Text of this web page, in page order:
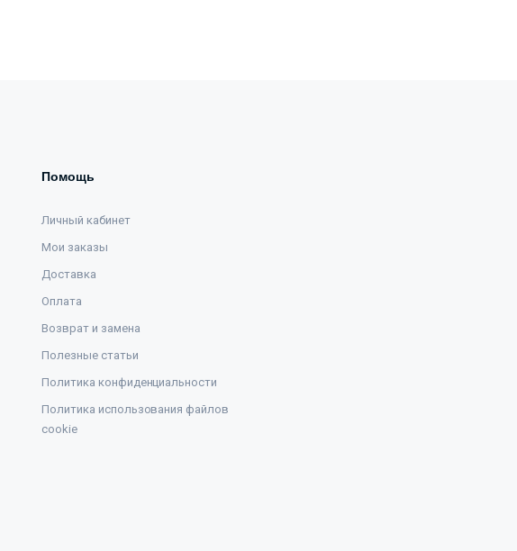
Помощь
Личный кабинет
Мои заказы
Доставка
Оплата
Возврат и замена
Полезные статьи
Политика конфиденциальности
Политика использования файлов
cookie